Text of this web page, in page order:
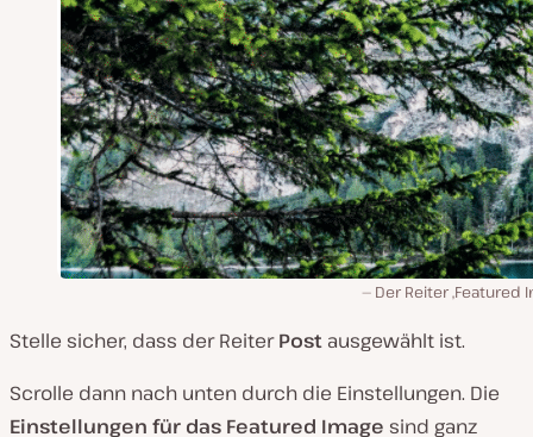
Der Reiter ‚Featured
Stelle sicher, dass der ReiterPost ausgewählt ist.
Scrolle dann nach unten durch die Einstellungen. Die
Einstellungen für das Featured Image sind ganz